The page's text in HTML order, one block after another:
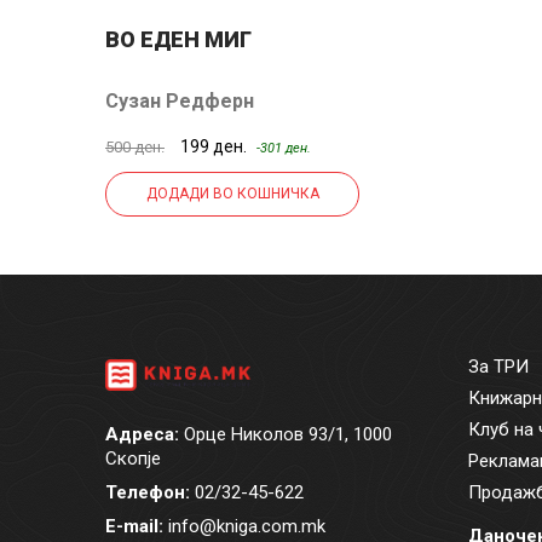
ВО ЕДЕН МИГ
Сузан Редферн
500 ден. 199 ден. -301 ден.
ДОДАДИ ВО КОШНИЧКА
Адреса: Орце Николов 93/1, 1000
Скопје
Телефон: 02/32-45-622
E-mail: info@kniga.com.mk
За ТРИ
Клуб на